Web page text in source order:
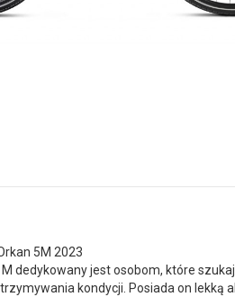
5M 2023
dedykowany jest osobom, które
kondycji. Posiada on lekką